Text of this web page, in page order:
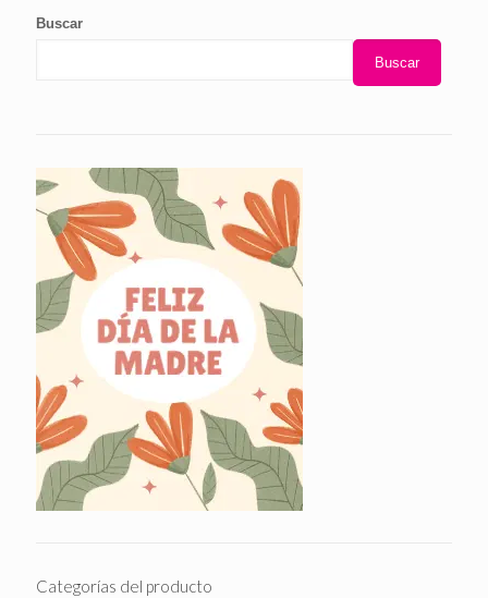
Buscar
Buscar
Categorías del producto